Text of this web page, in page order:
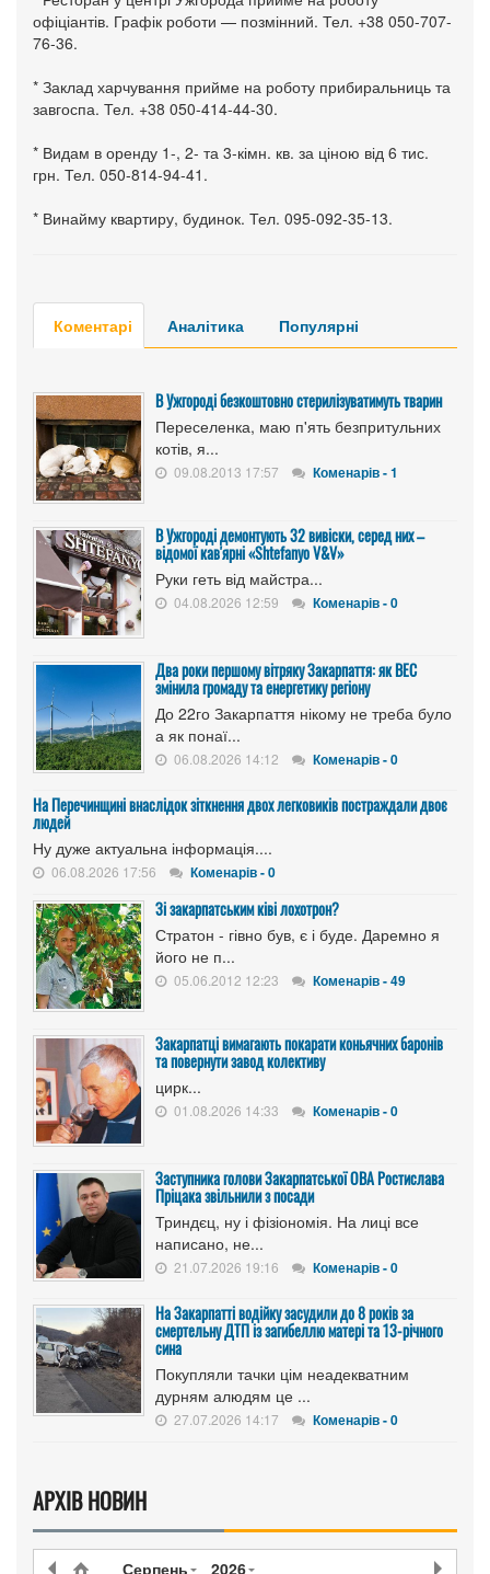
офіціантів. Графік роботи — позмінний. Тел. +38 050-707-
76-36.
* Заклад харчування прийме на роботу прибиральниць та
завгоспа. Тел. +38 050-414-44-30.
* Видам в оренду 1-, 2- та 3-кімн. кв. за ціною від 6 тис.
грн. Тел. 050-814-94-41.
* Винайму квартиру, будинок. Тел. 095-092-35-13.
Коментарі Аналітика Популярні
В Ужгороді безкоштовно стерилізуватимуть тварин
Переселенка, маю п'ять безпритульних
котів, я...
09.08.2013 17:57 Коменарів - 1
В Ужгороді демонтують 32 вивіски, серед них –
відомої кав'ярні «Shtefanyo V&V»
Руки геть від майстра...
04.08.2026 12:59 Коменарів - 0
Два роки першому вітряку Закарпаття: як ВЕС
змінила громаду та енергетику регіону
До 22го Закарпаття нікому не треба було
а як понаї...
06.08.2026 14:12 Коменарів - 0
На Перечинщині внаслідок зіткнення двох легковиків постраждали двоє
людей
Ну дуже актуальна інформація....
06.08.2026 17:56 Коменарів - 0
Зі закарпатським ківі лохотрон?
Стратон - гівно був, є і буде. Даремно я
його не п...
05.06.2012 12:23 Коменарів - 49
Закарпатці вимагають покарати коньячних баронів
та повернути завод колективу
цирк...
01.08.2026 14:33 Коменарів - 0
Заступника голови Закарпатської ОВА Ростислава
Пріцака звільнили з посади
Триндєц, ну і фізіономія. На лиці все
написано, не...
21.07.2026 19:16 Коменарів - 0
На Закарпатті водійку засудили до 8 років за
смертельну ДТП із загибеллю матері та 13-річного
сина
Покупляли тачки цім неадекватним
дурням алюдям це ...
27.07.2026 14:17 Коменарів - 0
АРХІВ НОВИН
Серпень 2026